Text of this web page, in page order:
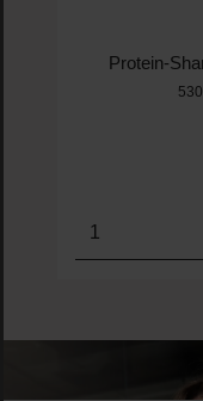
Protein-
530
Produkt